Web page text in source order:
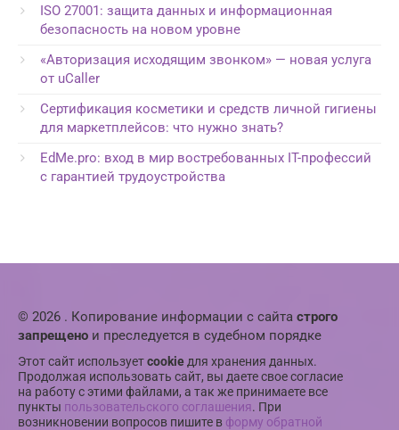
ISO 27001: защита данных и информационная
безопасность на новом уровне
«Авторизация исходящим звонком» — новая услуга
от uCaller
Сертификация косметики и средств личной гигиены
для маркетплейсов: что нужно знать?
EdMe.pro: вход в мир востребованных IT-профессий
с гарантией трудоустройства
© 2026 . Копирование информации с сайта строго
запрещено и преследуется в судебном порядке
Этот сайт используетcookieдля хранения данных.
Продолжая использовать сайт, вы даете свое согласие
на работу с этими файлами, а так же принимаете все
пункты пользовательского соглашения. При
возникновении вопросов пишите в форму обратной